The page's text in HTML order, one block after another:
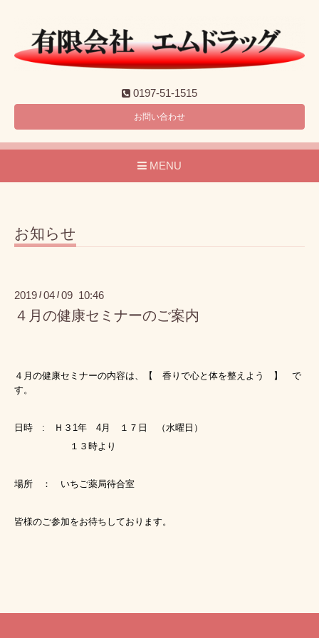
0197-51-1515
お問い合わせ
MENU
お知らせ
2019 / 04 / 09 10:46
４月の健康セミナーのご案内
４月の健康セミナーの内容は、【 香りで心と体を整えよう
】 で
す。
日時 : Ｈ３1年 4月 １７日 （水曜日）
１３時より
場所 ： いちご薬局待合室
皆様のご参加をお待ちしております。